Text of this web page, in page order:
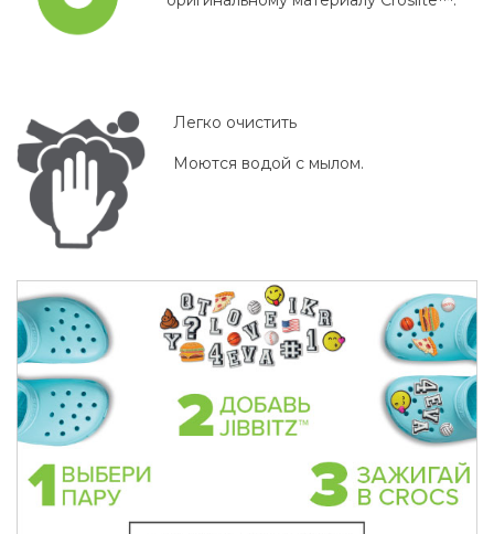
Легко очистить
Моются водой с мылом.